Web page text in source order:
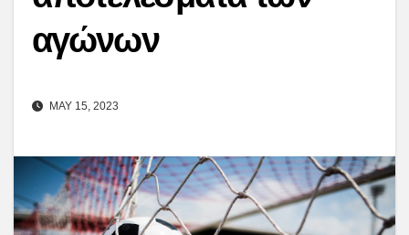
αγώνων
MAY 15, 2023